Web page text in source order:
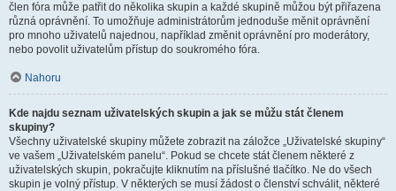
člen fóra může patřit do několika skupin a každé skupině můžou být přiřazena
různá oprávnění. To umožňuje administrátorům jednoduše měnit oprávnění
pro mnoho uživatelů najednou, například změnit oprávnění pro moderátory,
nebo povolit uživatelům přístup do soukromého fóra.
Nahoru
Kde najdu seznam uživatelských skupin a jak se můžu stát členem
skupiny?
Všechny uživatelské skupiny můžete zobrazit na záložce „Uživatelské skupiny“
ve vašem „Uživatelském panelu“. Pokud se chcete stát členem některé z
uživatelských skupin, pokračujte kliknutím na příslušné tlačítko. Ne do všech
skupin je volný přístup. V některých se musí žádost o členství schválit, některé